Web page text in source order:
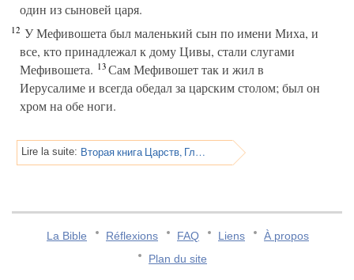
один из сыновей царя.
12 У Мефивошета был маленький сын по имени Миха, и
все, кто принадлежал к дому Цивы, стали слугами
Мефивошета. 13Сам Мефивошет так и жил в
Иерусалиме и всегда обедал за царским столом; был он
хром на обе ноги.
Lire la suite: Вторая книга Царств, Глава 10
La Bible Réflexions FAQ Liens
À propos
Plan du site